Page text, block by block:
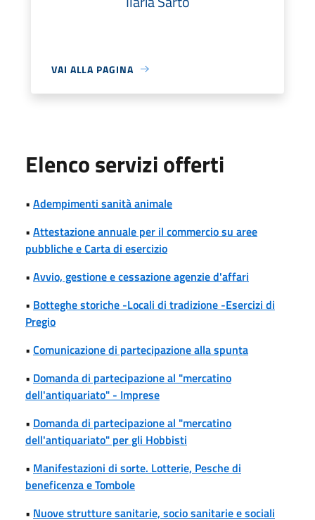
VAI ALLA PAGINA
Elenco servizi offerti
• Adempimenti sanità animale
• Attestazione annuale per il commercio su aree
pubbliche e Carta di esercizio
• Avvio, gestione e cessazione agenzie d'affari
• Botteghe storiche -Locali di tradizione -Esercizi di
Pregio
• Comunicazione di partecipazione alla spunta
• Domanda di partecipazione al "mercatino
dell'antiquariato" - Imprese
• Domanda di partecipazione al "mercatino
dell'antiquariato" per gli Hobbisti
• Manifestazioni di sorte. Lotterie, Pesche di
beneficenza e Tombole
• Nuove strutture sanitarie, socio sanitarie e sociali